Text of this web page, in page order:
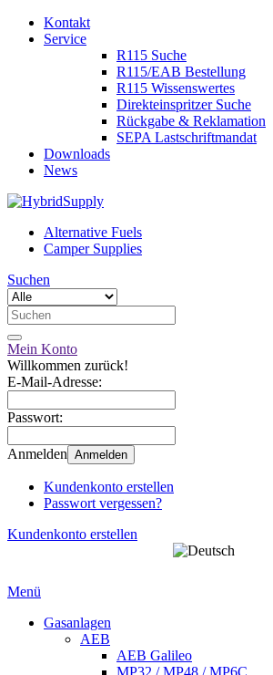
Kontakt
Service
R115 Suche
R115/EAB Bestellung
R115 Wissenswertes
Direkteinspritzer Suche
Rückgabe & Reklamation
SEPA Lastschriftmandat
Downloads
News
Alternative Fuels
Camper Supplies
Suchen
Mein Konto
Willkommen zurück!
E-Mail-Adresse:
Passwort:
Anmelden Anmelden
Kundenkonto erstellen
Passwort vergessen?
Kundenkonto erstellen
Menü
Gasanlagen
AEB
AEB Galileo
MP32 / MP48 / MP6C